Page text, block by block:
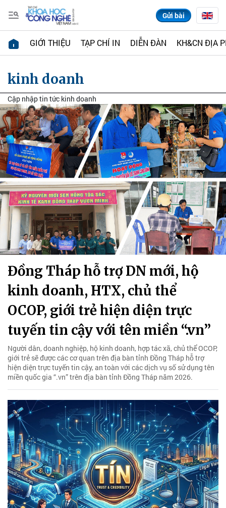
Gửi bài
GIỚI THIỆU TẠP CHÍ IN DIỄN ĐÀN KH&CN ĐỊA
kinh doanh
Cập nhập tin tức kinh doanh
Đồng Tháp hỗ trợ DN mới, hộ
kinh doanh, HTX, chủ thể
OCOP, giới trẻ hiện diện trực
tuyến tin cậy với tên miền “.vn”
Người dân, doanh nghiệp, hộ kinh doanh, hợp tác xã, chủ thể OCOP,
giới trẻ sẽ được các cơ quan trên địa bàn tỉnh Đồng Tháp hỗ trợ
hiện diện trực tuyến tin cậy, an toàn với các dịch vụ số sử dụng tên
miền quốc gia “.vn” trên địa bàn tỉnh Đồng Tháp năm 2026.